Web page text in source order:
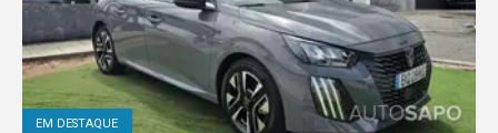
EM DESTAQUE